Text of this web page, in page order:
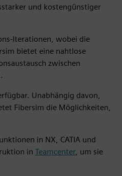
und kostengünstiger
Iterationen, wobei die
bietet eine nahtlose
zwischen
Unabhängig davon,
Fibersim die Möglichkeiten,
in NX, CATIA und
in Teamcenter, um sie